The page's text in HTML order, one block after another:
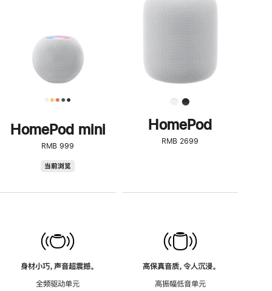
HomePod mini
RMB 999
当前浏览
身材小巧，声音超震撼。
全频驱动单元
了
解
HomePod<
HomePod
RMB 2699
高保真音质，令人沉浸。
高振幅低音单元